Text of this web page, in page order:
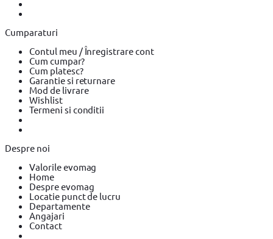
Cumparaturi
Contul meu / Înregistrare cont
Cum cumpar?
Cum platesc?
Garantie si returnare
Mod de livrare
Wishlist
Termeni si conditii
Despre noi
Valorile evomag
Home
Despre evomag
Locatie punct de lucru
Departamente
Angajari
Contact